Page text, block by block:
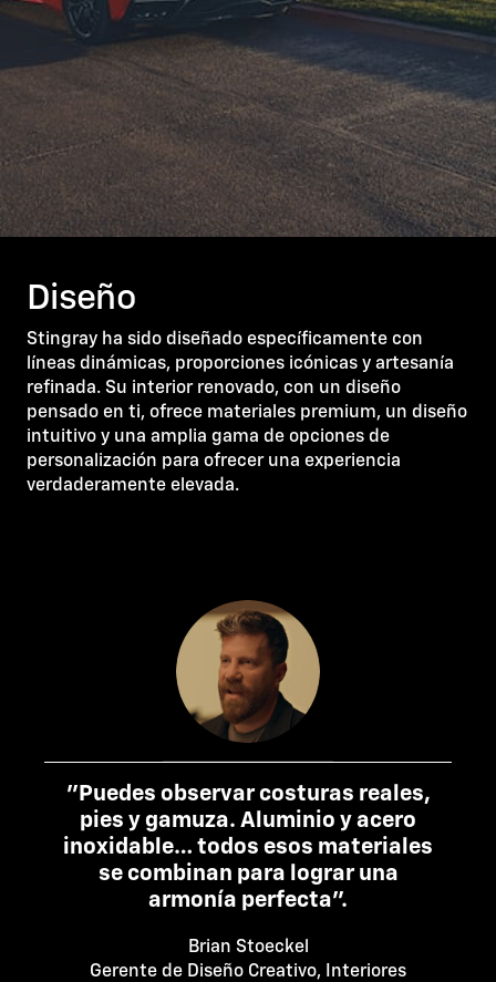
Diseño
Stingray ha sido diseñado específicamente con
líneas dinámicas, proporciones icónicas y artesanía
refinada. Su interior renovado, con un diseño
pensado en ti, ofrece materiales premium, un diseño
intuitivo y una amplia gama de opciones de
personalización para ofrecer una experiencia
verdaderamente elevada.
"Puedes observar costuras reales,
pies y gamuza. Aluminio y acero
inoxidable… todos esos materiales
se combinan para lograr una
armonía perfecta".
Brian Stoeckel
Gerente de Diseño Creativo, Interiores